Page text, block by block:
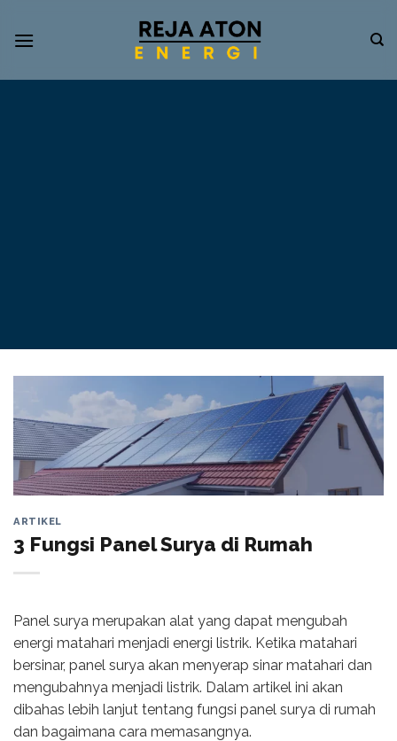
Informasi
ARTIKEL
3 Fungsi Panel Surya di Rumah
Panel surya merupakan alat yang dapat mengubah
energi matahari menjadi energi listrik. Ketika matahari
bersinar, panel surya akan menyerap sinar matahari dan
mengubahnya menjadi listrik. Dalam artikel ini akan
dibahas lebih lanjut tentang fungsi panel surya di rumah
dan bagaimana cara memasangnya.